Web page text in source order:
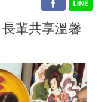
輩共享溫馨